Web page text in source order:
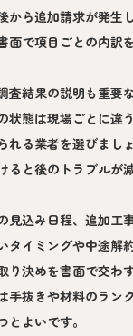
から追加請求が発生
面で項目ごとの内訳
査結果の説明も重要
状態は現場ごとに違
れる業者を選びまし
ると後のトラブルが減
見込み日程、追加工
タイミングや中途解
り決めを書面で交わ
手抜きや材料のラン
とよいです。